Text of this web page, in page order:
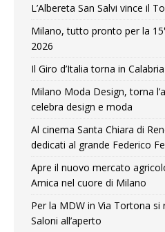
L’Albereta San Salvi vince il
Milano, tutto pronto per la
2026
Il Giro d’Italia torna in Calabria
Milano Moda Design, torna
celebra design e moda
Al cinema Santa Chiara di
dedicati al grande Federico
Apre il nuovo mercato
Amica nel cuore di Milano
Per la MDW in Via Tortona si
Saloni all’aperto